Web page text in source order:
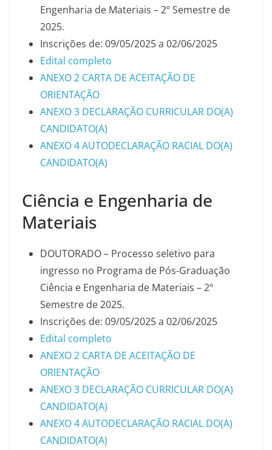
Engenharia de Materiais – 2º Semestre de
2025.
Inscrições de: 09/05/2025 a 02/06/2025
Edital completo
ANEXO 2 CARTA DE ACEITAÇÃO DE
ORIENTAÇÃO
ANEXO 3 DECLARAÇÃO CURRICULAR DO(A)
CANDIDATO(A)
ANEXO 4 AUTODECLARAÇÃO RACIAL DO(A)
CANDIDATO(A)
Ciência e Engenharia de
Materiais
DOUTORADO – Processo seletivo para
ingresso no Programa de Pós-Graduação
Ciência e Engenharia de Materiais – 2º
Semestre de 2025.
Inscrições de: 09/05/2025 a 02/06/2025
Edital completo
ANEXO 2 CARTA DE ACEITAÇÃO DE
ORIENTAÇÃO
ANEXO 3 DECLARAÇÃO CURRICULAR DO(A)
CANDIDATO(A)
ANEXO 4 AUTODECLARAÇÃO RACIAL DO(A)
CANDIDATO(A)